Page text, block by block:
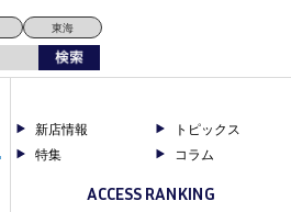
東海
新店情報
トピックス
特集
コラム
ACCESS RANKING